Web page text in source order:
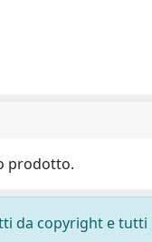
prodotto.
da copyright e